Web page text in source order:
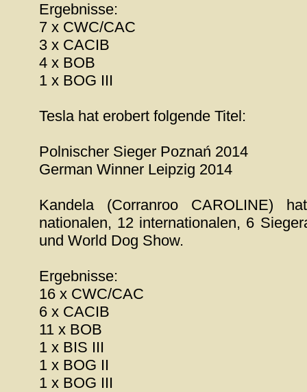
Ergebnisse:
7 x CWC/CAC
3 x CACIB
4 x BOB
1 x BOG III
Tesla hat erobert folgende Titel:
Polnischer Sieger Poznań 2014
German Winner Leipzig 2014
Kandela (Corranroo CAROLINE)
nationalen, 12 internationalen, 6
und World Dog Show.
Ergebnisse:
16 x CWC/CAC
6 x CACIB
11 x BOB
1 x BIS III
1 x BOG II
1 x BOG III